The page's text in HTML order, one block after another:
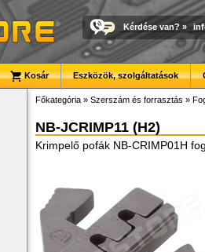
Kérdése van? »
Kosár Eszközök, szolgáltatások
Főkategória » Szerszám és forrasztás »
NB-JCRIMP11 (H2)
Krimpelő pofák NB-CRIMP01H